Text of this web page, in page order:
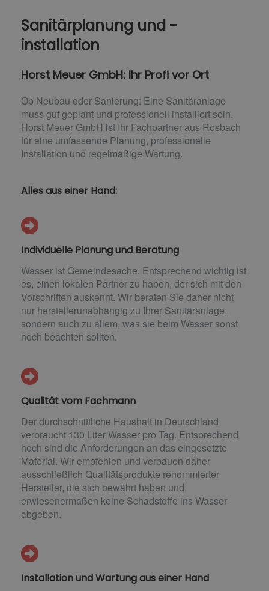
Sanitärplanung und -
installation
Horst Meuer GmbH: Ihr Profi vor Ort
Ob Neubau oder Sanierung: Eine Sanitäranlage
muss gut geplant und professionell installiert sein.
Horst Meuer GmbH ist Ihr Fachpartner aus Rosbach
für eine umfassende Planung, professionelle
Installation und regelmäßige Wartung.
Alles aus einer Hand:
Individuelle Planung und Beratung
Wasser ist Gemeindesache. Entsprechend wichtig ist
es, einen lokalen Partner zu haben, der sich mit den
Vorschriften auskennt. Wir beraten Sie daher nicht
nur herstellerunabhängig zu Ihrer Sanitäranlage,
sondern auch zu allem, was sie beim Wasser sonst
noch beachten sollten.
Qualität vom Fachmann
Der durchschnittliche Haushalt in Deutschland
verbraucht 130 Liter Wasser pro Tag. Entsprechend
hoch sind die Anforderungen an das eingesetzte
Material. Wir empfehlen und verbauen daher
ausschließlich Qualitätsprodukte renommierter
Hersteller, die sich bewährt haben und
erwiesenermaßen keine Schadstoffe ins Wasser
abgeben.
Installation und Wartung aus einer Hand